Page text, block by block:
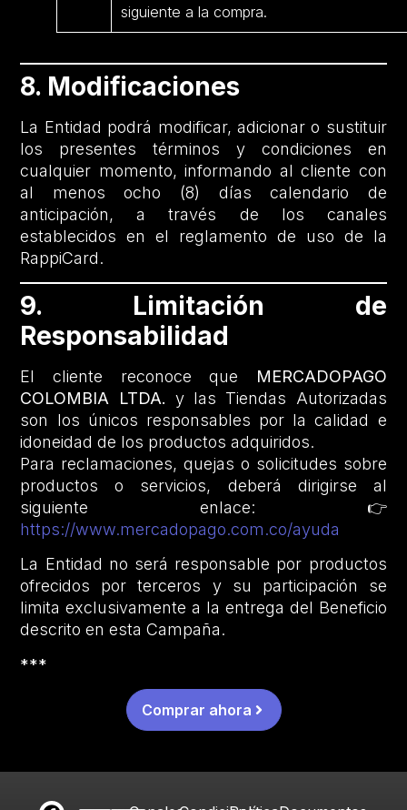
siguiente a la compra.
8. Modificaciones
La Entidad podrá modificar, adicionar o sustituir
los presentes términos y condiciones en
cualquier momento, informando al cliente con
al menos ocho (8) días calendario de
anticipación, a través de los canales
establecidos en el reglamento de uso de la
RappiCard.
9. Limitación de
Responsabilidad
El cliente reconoce que
MERCADOPAGO
COLOMBIA LTDA. y las Tiendas Autorizadas
son los únicos responsables por la calidad e
idoneidad de los productos adquiridos.
Para reclamaciones, quejas o solicitudes sobre
productos o servicios, deberá dirigirse al
siguiente enlace: 👉
https://www.mercadopago.com.co/ayuda
La Entidad no será responsable por productos
ofrecidos por terceros y su participación se
limita exclusivamente a la entrega del Beneficio
descrito en esta Campaña.
***
Comprar ahora